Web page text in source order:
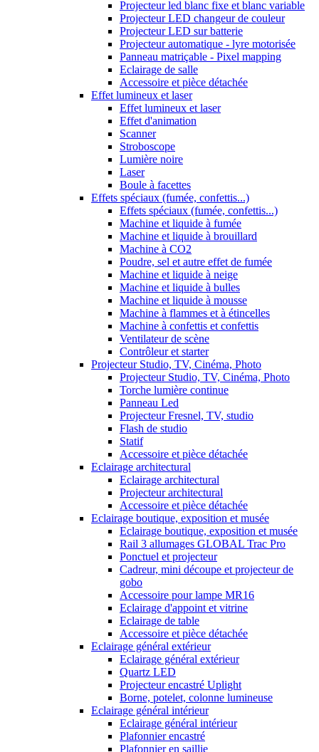
Projecteur led blanc fixe et blanc variable
Projecteur LED changeur de couleur
Projecteur LED sur batterie
Projecteur automatique - lyre motorisée
Panneau matriçable - Pixel mapping
Eclairage de salle
Accessoire et pièce détachée
Effet lumineux et laser
Effet lumineux et laser
Effet d'animation
Scanner
Stroboscope
Lumière noire
Laser
Boule à facettes
Effets spéciaux (fumée, confettis...)
Effets spéciaux (fumée, confettis...)
Machine et liquide à fumée
Machine et liquide à brouillard
Machine à CO2
Poudre, sel et autre effet de fumée
Machine et liquide à neige
Machine et liquide à bulles
Machine et liquide à mousse
Machine à flammes et à étincelles
Machine à confettis et confettis
Ventilateur de scène
Contrôleur et starter
Projecteur Studio, TV, Cinéma, Photo
Projecteur Studio, TV, Cinéma, Photo
Torche lumière continue
Panneau Led
Projecteur Fresnel, TV, studio
Flash de studio
Statif
Accessoire et pièce détachée
Eclairage architectural
Eclairage architectural
Projecteur architectural
Accessoire et pièce détachée
Eclairage boutique, exposition et musée
Eclairage boutique, exposition et musée
Rail 3 allumages GLOBAL Trac Pro
Ponctuel et projecteur
Cadreur, mini découpe et projecteur de
gobo
Accessoire pour lampe MR16
Eclairage d'appoint et vitrine
Eclairage de table
Accessoire et pièce détachée
Eclairage général extérieur
Eclairage général extérieur
Quartz LED
Projecteur encastré Uplight
Borne, potelet, colonne lumineuse
Eclairage général intérieur
Eclairage général intérieur
Plafonnier encastré
Plafonnier en saillie